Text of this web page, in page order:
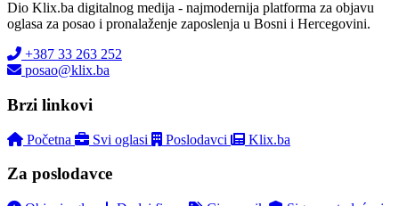
Dio Klix.ba digitalnog medija - najmodernija platforma za objavu
oglasa za posao i pronalaženje zaposlenja u Bosni i Hercegovini.
+387 33 263 252
posao@klix.ba
Brzi linkovi
Početna Svi oglasi Poslodavci Klix.ba
Za poslodavce